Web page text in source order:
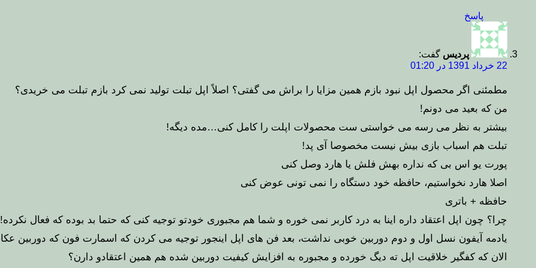
پاسخ
پردیس گفت:
22 خرداد 1391 در 01:20
مطمئنی اگر محصول اپل نبود بازم همین مزایا را براش می گفتی؟ اصلاً اپل تبلت تولید نمی کرد بازم تبلت می خریدی؟
من که بعید می دونم!
بیشتر به نظر می رسه می خواستی ست محصولات اپلت را کامل کنی…مده دیگه!
تبلت هم اسباب بازی بیش نیست مخصوصا آی پد!
پورت یو اس بی که نداره بهش فلش یا هارد وصل کنی
اصلا هارد نخواستیم، حافظه خود دستگاه را نمی تونی عوض کنی
حافظه + باتری
چرا؟ چون اپل اعتقاد داره اینا به درد کاربر نمی خوره و شما هم مجبوری خودتو توجیه کنی که حتما بد بوده که فعال نکرده!
یادمه آیفون نسل اول و دوم دوربین خوبی نداشت، بعد فن های اپل اینجور توجیه می کردن که اسمارت فون که دوربین
الان که کفگیر خلاقیت اپل ته دیگ خورده و مجبوره به افزایش کیفیت دوربین شده هم همین اعتقادو دارن؟